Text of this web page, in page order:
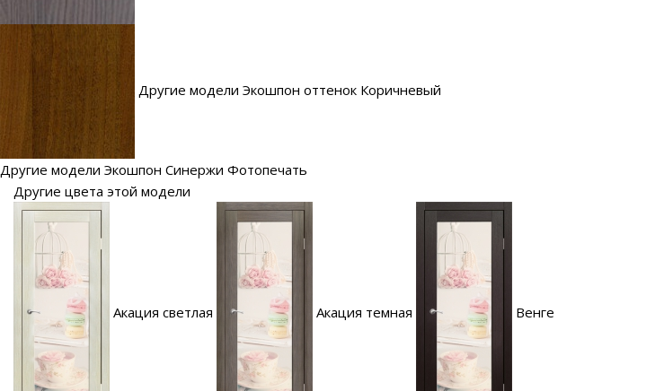
Другие модели Экошпон оттенок Коричневый
Другие модели Экошпон Синержи Фотопечать
Другие цвета этой модели
Акация светлая Акация темная Венге